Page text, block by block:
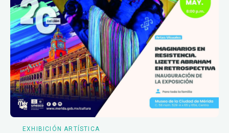
EXHIBICIÓN ARTÍSTICA